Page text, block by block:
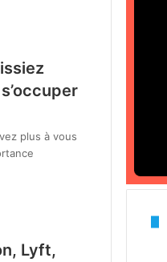
plus à vous
Lyft,